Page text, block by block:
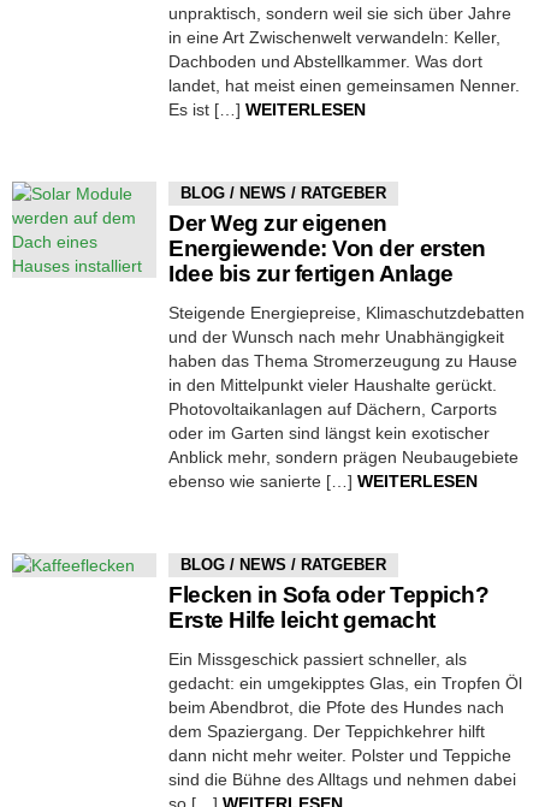
unpraktisch, sondern weil sie sich über Jahre
in eine Art Zwischenwelt verwandeln: Keller,
Dachboden und Abstellkammer. Was dort
landet, hat meist einen gemeinsamen Nenner.
Es ist […] WEITERLESEN
BLOG / NEWS / RATGEBER
Der Weg zur eigenen
Energiewende: Von der ersten
Idee bis zur fertigen Anlage
Steigende Energiepreise, Klimaschutzdebatten
und der Wunsch nach mehr Unabhängigkeit
haben das Thema Stromerzeugung zu Hause
in den Mittelpunkt vieler Haushalte gerückt.
Photovoltaikanlagen auf Dächern, Carports
oder im Garten sind längst kein exotischer
Anblick mehr, sondern prägen Neubaugebiete
ebenso wie sanierte […] WEITERLESEN
BLOG / NEWS / RATGEBER
Flecken in Sofa oder Teppich?
Erste Hilfe leicht gemacht
Ein Missgeschick passiert schneller, als
gedacht: ein umgekipptes Glas, ein Tropfen Öl
beim Abendbrot, die Pfote des Hundes nach
dem Spaziergang. Der Teppichkehrer hilft
dann nicht mehr weiter. Polster und Teppiche
sind die Bühne des Alltags und nehmen dabei